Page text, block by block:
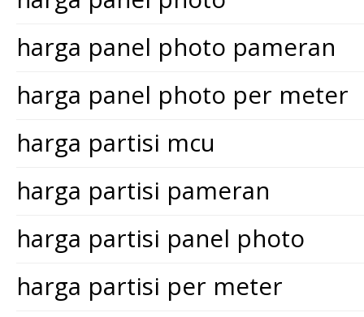
harga panel photo pameran
harga panel photo per meter
harga partisi mcu
harga partisi pameran
harga partisi panel photo
harga partisi per meter